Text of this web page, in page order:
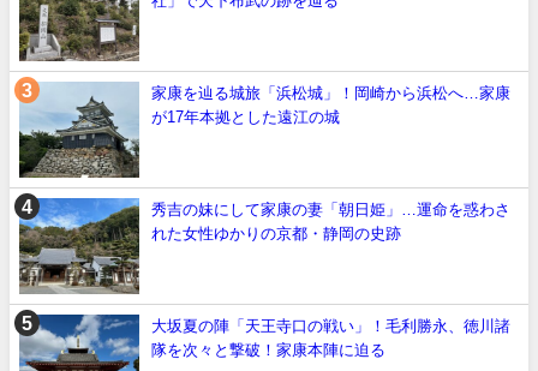
家康を辿る城旅「浜松城」！岡崎から浜松へ…家康
が17年本拠とした遠江の城
秀吉の妹にして家康の妻「朝日姫」…運命を惑わさ
れた女性ゆかりの京都・静岡の史跡
大坂夏の陣「天王寺口の戦い」！毛利勝永、徳川諸
隊を次々と撃破！家康本陣に迫る